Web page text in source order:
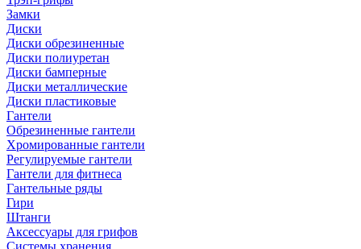
Замки
Диски
Диски обрезиненные
Диски полиуретан
Диски бамперные
Диски металлические
Диски пластиковые
Гантели
Обрезиненные гантели
Хромированные гантели
Регулируемые гантели
Гантели для фитнеса
Гантельные ряды
Гири
Штанги
Аксессуары для грифов
Системы хранения